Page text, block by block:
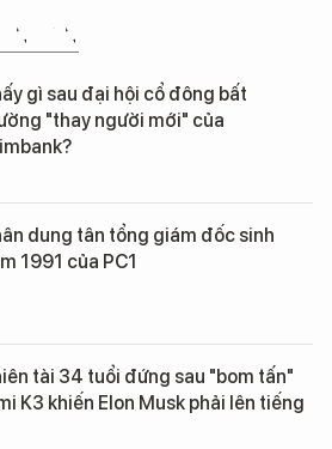
NHÂN
gì sau đại hội cổ đông bất
"thay người mới" của
dung tân tổng giám đốc sinh
1991 của PC1
tài 34 tuổi đứng sau "bom tấn"
K3 khiến Elon Musk phải lên tiếng